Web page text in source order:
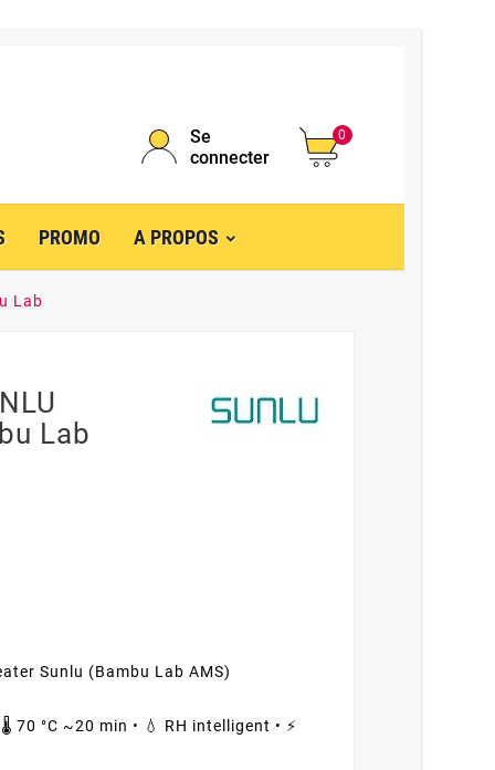
Se
connecter
0
PROMO A PROPOS
Lab
Lab
Sunlu (Bambu Lab AMS)
70 °C ~20 min • 💧 RH intelligent • ⚡